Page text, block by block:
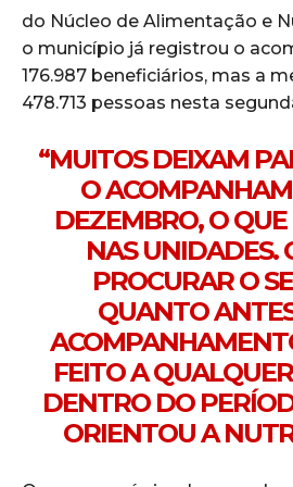
do Núcleo de Alimentação e
o município já registrou o
176.987 beneficiários, mas a
478.713 pessoas nesta
“MUITOS DEIXAM
O
DEZEMBRO, O QUE
NAS UNIDADES.
PROCURAR O
QUANTO
FEITO A
DENTRO DO
ORIENTOU A